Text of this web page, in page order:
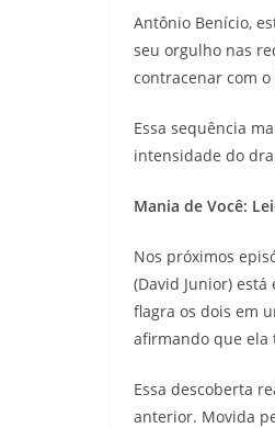
Antônio Benício,
seu orgulho nas
contracenar com
Essa sequência
intensidade do
Mania de Você:
Nos próximos
(David Junior)
flagra os dois em
afirmando que ela
Essa descoberta
anterior. Movida